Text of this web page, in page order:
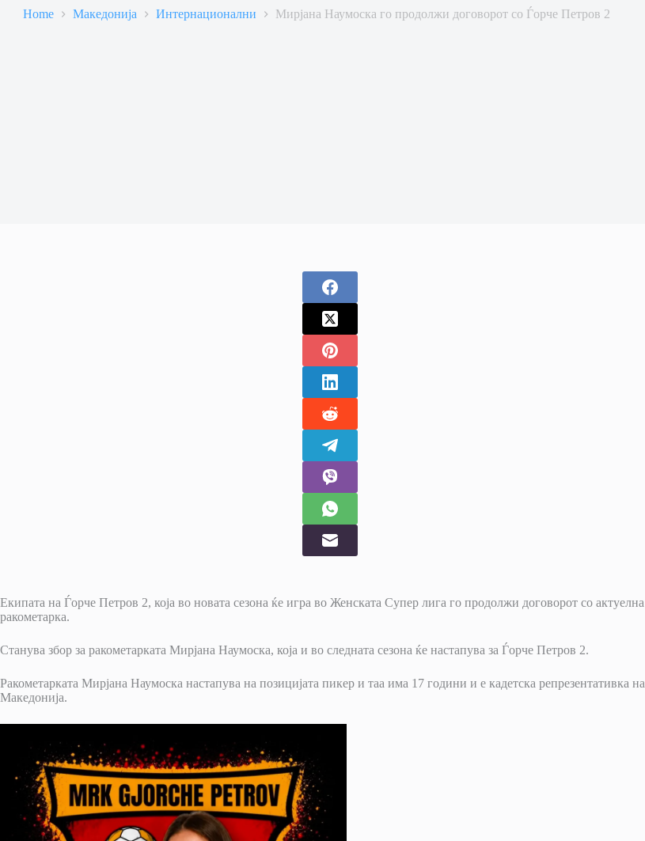
Home Македонија Интернационални Мирјана Наумоска го продолжи договорот со Ѓорче Петров 2
Екипата на Ѓорче Петров 2, која во новата сезона ќе игра во Женската Супер лига го продолжи договорот со актуелна
ракометарка.
Станува збор за ракометарката Мирјана Наумоска, која и во следната сезона ќе настапува за Ѓорче Петров 2.
Ракометарката Мирјана Наумоска настапува на позицијата пикер и таа има 17 години и е кадетска репрезентативка на
Македонија.